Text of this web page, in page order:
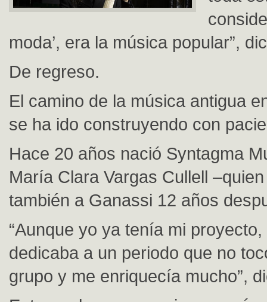
moda’, era la música popular”,
De regreso.
El camino de la música antigua
se ha ido construyendo con
Hace 20 años nació Syntagma
María Clara Vargas Cullell
también a Ganassi 12 años
“Aunque yo ya tenía mi
dedicaba a un periodo que no
grupo y me enriquecía mucho”,